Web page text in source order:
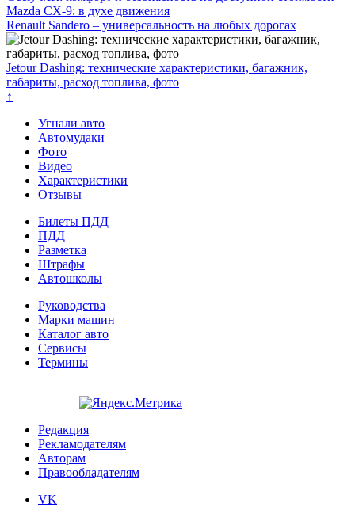
Mazda CX-9: в духе движения
Renault Sandero – универсальность на любых дорогах
Jetour Dashing: технические характеристики, багажник,
габариты, расход топлива, фото
↑
Угнали авто
Автомудаки
Фото
Видео
Характеристики
Отзывы
Билеты ПДД
ПДД
Разметка
Штрафы
Автошколы
Руководства
Марки машин
Каталог авто
Сервисы
Термины
Редакция
Рекламодателям
Авторам
Правообладателям
VK